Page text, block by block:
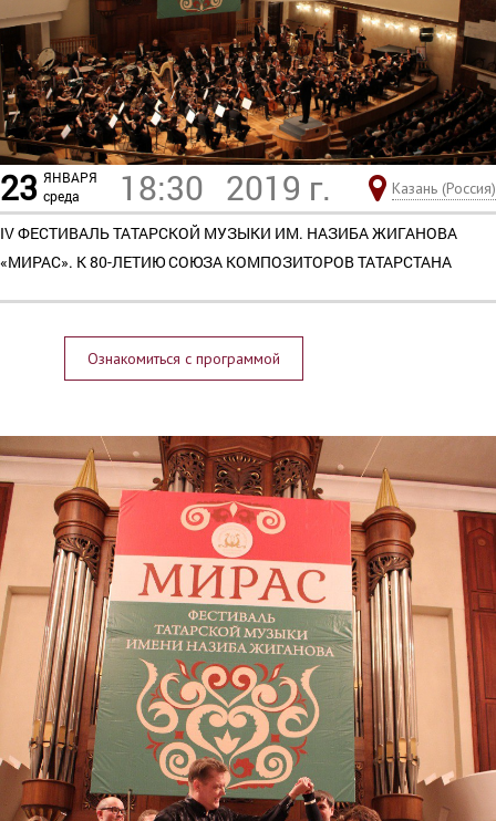
23 ЯНВАРЯ
среда
18:30 2019 г. Казань (Россия)
IV ФЕСТИВАЛЬ ТАТАРСКОЙ МУЗЫКИ ИМ. НАЗИБА ЖИГАНОВА
«МИРАС». К 80-ЛЕТИЮ СОЮЗА КОМПОЗИТОРОВ ТАТАРСТАНА
Ознакомиться с программой